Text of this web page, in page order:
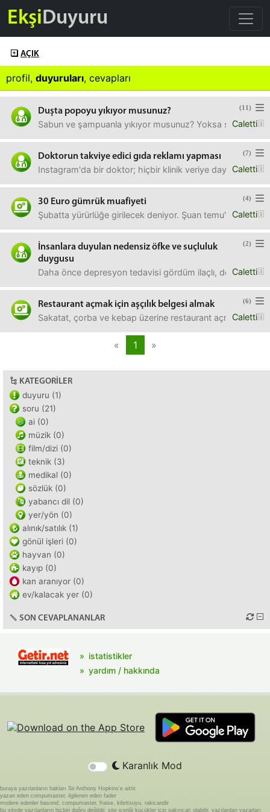
EkşiDuyuru
AÇIK
profil, duyuruları, cevapları
(11)
Duşta popoyu yıkıyor musunuz?
Caletti
Sabun ve şampuanla yıkıyor musunuz? Yoksa sadece
(7)
Doktorun takviye edici gıda reklamı yapması
Caletti
Instagram'da bir doktor; hiçbir klinik veriye dayanmadan
(4)
30 Euro gümrük muafiyeti
Caletti
Şubatta yürürlüğe girilecek deniyor. Şuan temu'dan
(2)
İnsanlara duyulan nedensiz öfke ve suçluluk
duygusu
Caletti
Daha önce depresyon tedavisi gördüm ilaçlı, depresyonu
(6)
Restaurant açmak için aşçılık belgesi almak
Caletti
Sakatat, çorba ve kebap üzerine restaurant açmak
« 1 »
KATEGORILER
duyuru (1)
soru (21)
ai (0)
müzik (0)
film/dizi (0)
teknik (3)
medikal (0)
sözlük (0)
yabancı dil (0)
yer/yön (0)
alınık/satılık (1)
gönül işleri (0)
hayvan (0)
kayıp (0)
kan aranıyor (0)
ev/kalacak yer (0)
SON CEVAPLANANLAR
istatistikler
yardım / hakkında
Karanlık Mod
buraya yazılanların hakları Sir Anthony Hopkins'e aittir.
yazan eden compumaster, ilgilenen eden fader
modere edenler basond, compumaster, fraise, kibritsuyu, rakicandir
bu sitede yazılanların hiçbiri doğru değildir. site içeriği küçükler için sakıncalı olabilir. yazılardan yazarları